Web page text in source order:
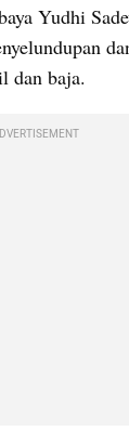
Yudhi
dan baja.